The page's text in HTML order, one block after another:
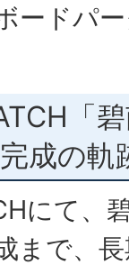
ードパ
「
成の軌
にて、
まで、